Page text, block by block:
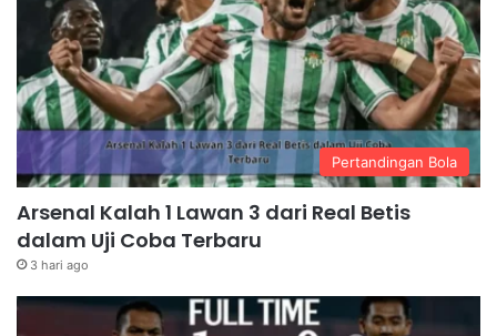
Pertandingan Bola
Arsenal Kalah 1 Lawan 3 dari Real Betis
dalam Uji Coba Terbaru
3 hari ago